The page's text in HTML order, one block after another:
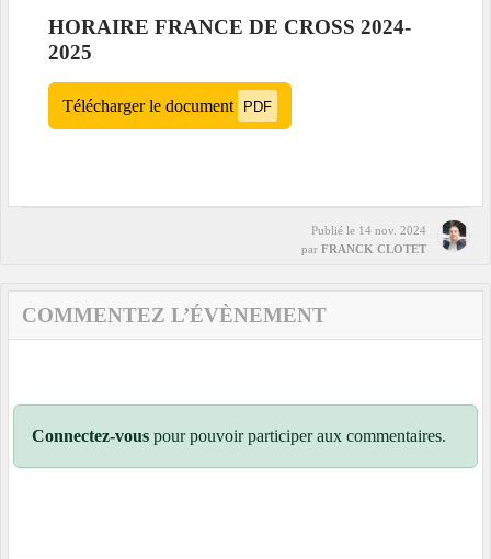
HORAIRE FRANCE DE CROSS 2024-
2025
Télécharger le document PDF
Publié le 14 nov. 2024
par FRANCK CLOTET
COMMENTEZ L’ÉVÈNEMENT
Connectez-vous pour pouvoir participer aux commentaires.